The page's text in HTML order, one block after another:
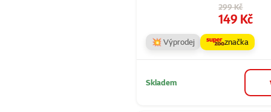
Původní cena
299 Kč
Cena
149 Kč
💥 Výprodej značka
Skladem